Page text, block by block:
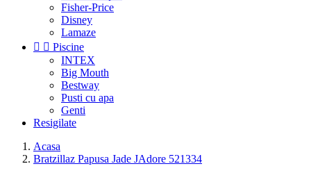
Fisher-Price
Disney
Lamaze
  Piscine
INTEX
Big Mouth
Bestway
Pusti cu apa
Genti
Resigilate
Acasa
Bratzillaz Papusa Jade JAdore 521334